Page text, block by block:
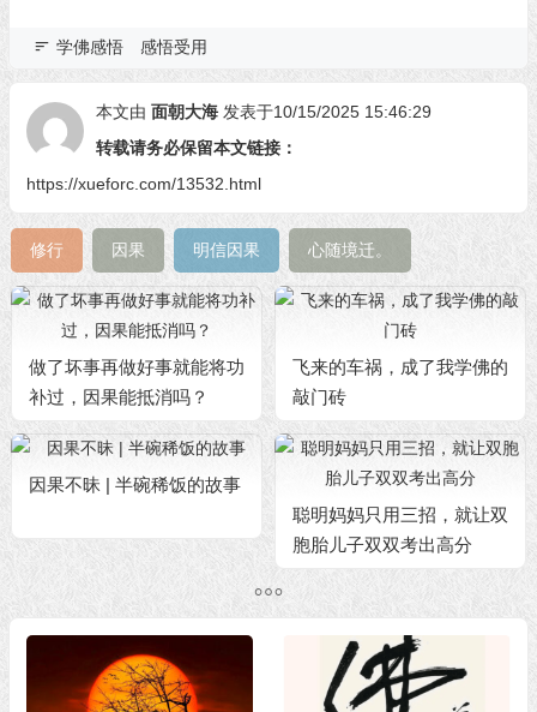
学佛感悟 感悟受用
本文由 面朝大海 发表于10/15/2025 15:46:29
转载请务必保留本文链接：
https://xueforc.com/13532.html
修行 因果 明信因果 心随境迁。
做了坏事再做好事就能将功
补过，因果能抵消吗？
飞来的车祸，成了我学佛的
敲门砖
因果不昧 | 半碗稀饭的故事
聪明妈妈只用三招，就让双
胞胎儿子双双考出高分